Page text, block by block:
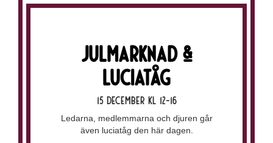
Julmarknad &
luciatåg
15 december kl 12-16
Ledarna, medlemmarna och djuren går
även luciatåg den här dagen.